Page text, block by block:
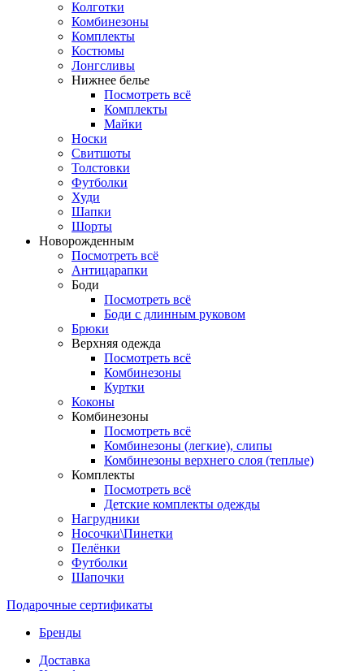
Колготки
Комбинезоны
Комплекты
Костюмы
Лонгсливы
Нижнее белье
Посмотреть всё
Комплекты
Майки
Носки
Свитшоты
Толстовки
Футболки
Худи
Шапки
Шорты
Новорожденным
Посмотреть всё
Антицарапки
Боди
Посмотреть всё
Боди с длинным руковом
Брюки
Верхняя одежда
Посмотреть всё
Комбинезоны
Куртки
Коконы
Комбинезоны
Посмотреть всё
Комбинезоны (легкие), слипы
Комбинезоны верхнего слоя (теплые)
Комплекты
Посмотреть всё
Детские комплекты одежды
Нагрудники
Носочки\Пинетки
Пелёнки
Футболки
Шапочки
Подарочные сертификаты
Бренды
Доставка